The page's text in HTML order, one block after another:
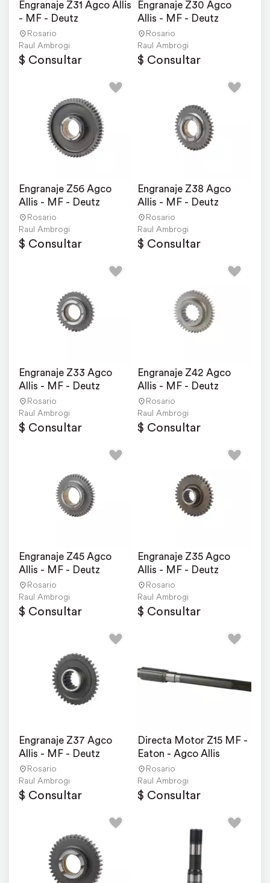
Engranaje Z31 Agco Allis
- MF - Deutz
Rosario
Raul Ambrogi
$ Consultar
Engranaje Z30 Agco
Allis - MF - Deutz
Rosario
Raul Ambrogi
$ Consultar
Engranaje Z56 Agco
Allis - MF - Deutz
Rosario
Raul Ambrogi
$ Consultar
Engranaje Z38 Agco
Allis - MF - Deutz
Rosario
Raul Ambrogi
$ Consultar
Engranaje Z33 Agco
Allis - MF - Deutz
Rosario
Raul Ambrogi
$ Consultar
Engranaje Z42 Agco
Allis - MF - Deutz
Rosario
Raul Ambrogi
$ Consultar
Engranaje Z45 Agco
Allis - MF - Deutz
Rosario
Raul Ambrogi
$ Consultar
Engranaje Z35 Agco
Allis - MF - Deutz
Rosario
Raul Ambrogi
$ Consultar
Engranaje Z37 Agco
Allis - MF - Deutz
Rosario
Raul Ambrogi
$ Consultar
Directa Motor Z15 MF -
Eaton - Agco Allis
Rosario
Raul Ambrogi
$ Consultar